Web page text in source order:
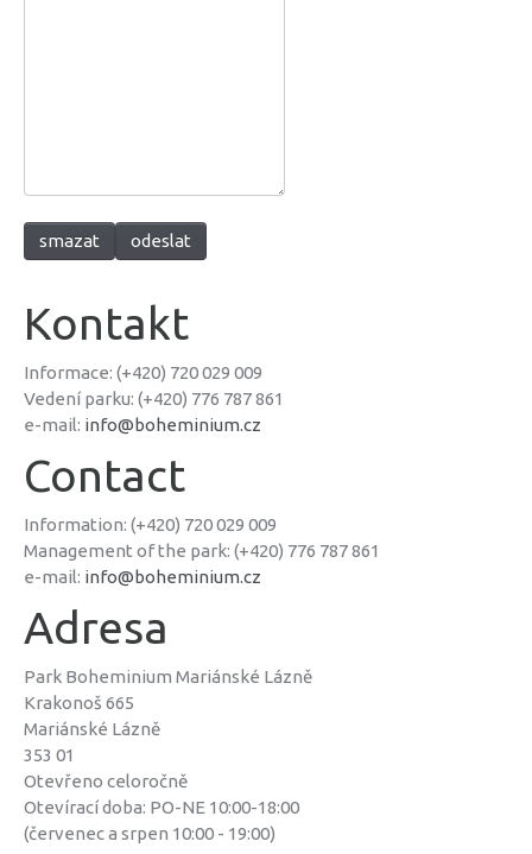
Kontakt
Informace: (+420) 720 029 009
Vedení parku: (+420) 776 787 861
e-mail: info@boheminium.cz
Contact
Information: (+420) 720 029 009
Management of the park: (+420) 776 787 861
e-mail: info@boheminium.cz
Adresa
Park Boheminium Mariánské Lázně
Krakonoš 665
Mariánské Lázně
353 01
Otevřeno celoročně
Otevírací doba: PO-NE 10:00-18:00
(červenec a srpen 10:00 - 19:00)